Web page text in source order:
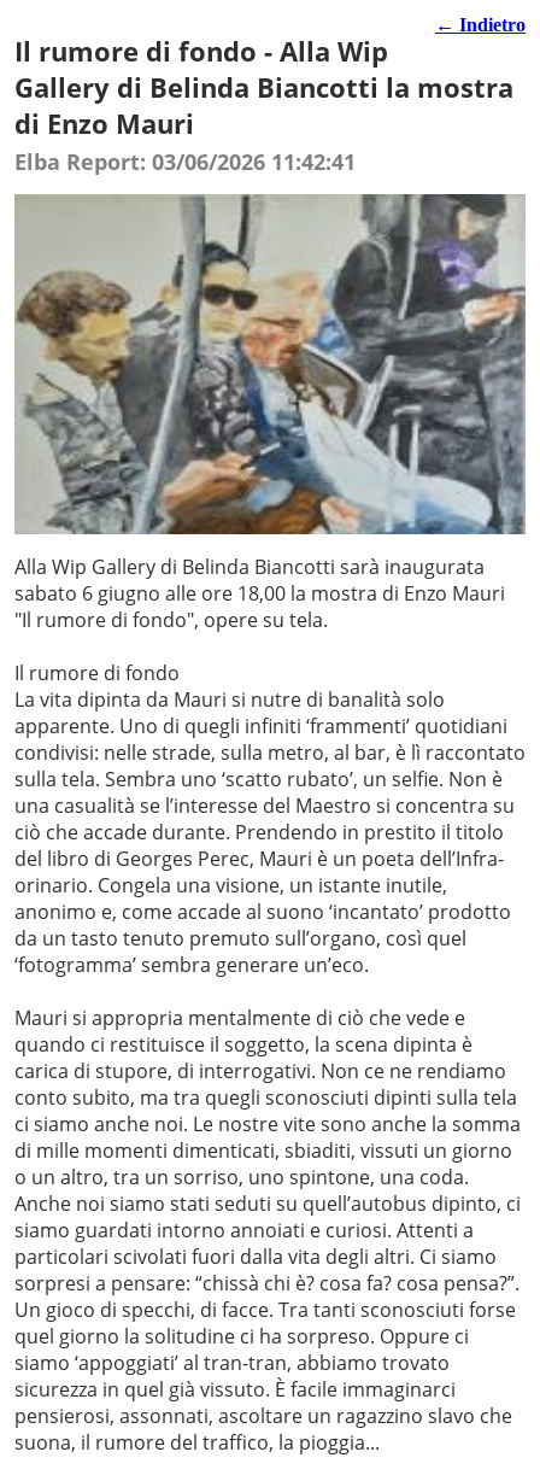
← Indietro
Il rumore di fondo - Alla Wip
Gallery di Belinda Biancotti la mostra
di Enzo Mauri
Elba Report: 03/06/2026 11:42:41
Alla Wip Gallery di Belinda Biancotti sarà inaugurata
sabato 6 giugno alle ore 18,00 la mostra di Enzo Mauri
"Il rumore di fondo", opere su tela.
Il rumore di fondo
La vita dipinta da Mauri si nutre di banalità solo
apparente. Uno di quegli infiniti ‘frammenti’ quotidiani
condivisi: nelle strade, sulla metro, al bar, è lì raccontato
sulla tela. Sembra uno ‘scatto rubato’, un selfie. Non è
una casualità se l’interesse del Maestro si concentra su
ciò che accade durante. Prendendo in prestito il titolo
del libro di Georges Perec, Mauri è un poeta dell’Infra-
orinario. Congela una visione, un istante inutile,
anonimo e, come accade al suono ‘incantato’ prodotto
da un tasto tenuto premuto sull’organo, così quel
‘fotogramma’ sembra generare un’eco.
Mauri si appropria mentalmente di ciò che vede e
quando ci restituisce il soggetto, la scena dipinta è
carica di stupore, di interrogativi. Non ce ne rendiamo
conto subito, ma tra quegli sconosciuti dipinti sulla tela
ci siamo anche noi. Le nostre vite sono anche la somma
di mille momenti dimenticati, sbiaditi, vissuti un giorno
o un altro, tra un sorriso, uno spintone, una coda.
Anche noi siamo stati seduti su quell’autobus dipinto, ci
siamo guardati intorno annoiati e curiosi. Attenti a
particolari scivolati fuori dalla vita degli altri. Ci siamo
sorpresi a pensare: “chissà chi è? cosa fa? cosa pensa?”.
Un gioco di specchi, di facce. Tra tanti sconosciuti forse
quel giorno la solitudine ci ha sorpreso. Oppure ci
siamo ‘appoggiati’ al tran-tran, abbiamo trovato
sicurezza in quel già vissuto. È facile immaginarci
pensierosi, assonnati, ascoltare un ragazzino slavo che
suona, il rumore del traffico, la pioggia...